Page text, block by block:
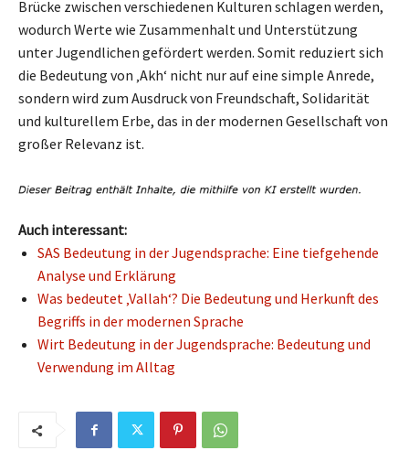
Brücke zwischen verschiedenen Kulturen schlagen werden,
wodurch Werte wie Zusammenhalt und Unterstützung
unter Jugendlichen gefördert werden. Somit reduziert sich
die Bedeutung von ‚Akh‘ nicht nur auf eine simple Anrede,
sondern wird zum Ausdruck von Freundschaft, Solidarität
und kulturellem Erbe, das in der modernen Gesellschaft von
großer Relevanz ist.
Auch interessant:
SAS Bedeutung in der Jugendsprache: Eine tiefgehende
Analyse und Erklärung
Was bedeutet ‚Vallah‘? Die Bedeutung und Herkunft des
Begriffs in der modernen Sprache
Wirt Bedeutung in der Jugendsprache: Bedeutung und
Verwendung im Alltag